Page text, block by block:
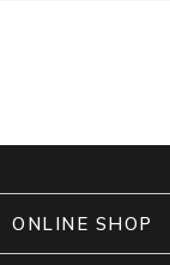
ONLINE SHOP